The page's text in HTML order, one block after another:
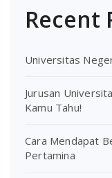
Recent
Universitas
Jurusan
Kamu Tahu!
Cara Mendapat
Pertamina